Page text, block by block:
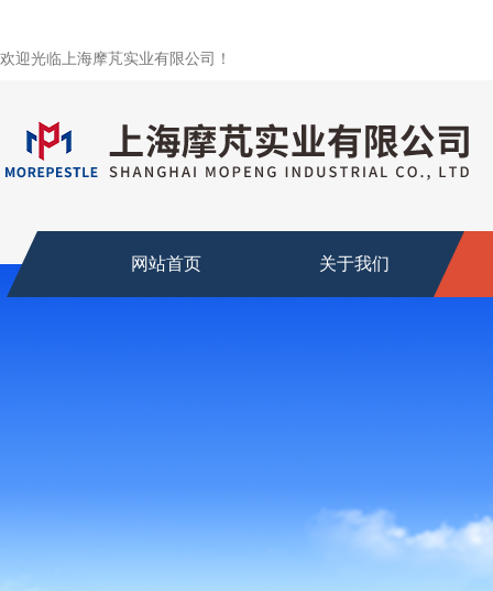
欢迎光临上海摩芃实业有限公司！
网站首页 关于我们